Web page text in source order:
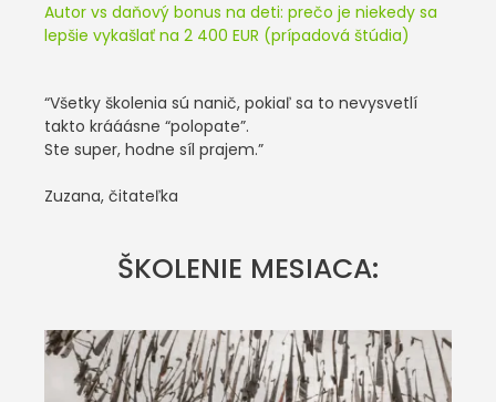
Autor vs daňový bonus na deti: prečo je niekedy sa
lepšie vykašlať na 2 400 EUR (prípadová štúdia)
“Všetky školenia sú nanič, pokiaľ sa to nevysvetlí
takto krááásne “polopate”.
Ste super, hodne síl prajem.”
Zuzana, čitateľka
ŠKOLENIE MESIACA: